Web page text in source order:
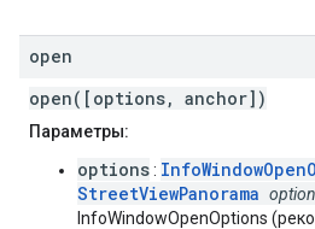
open
open([options, anchor])
Параметры:
options:
StreetViewPanorama
InfoWindowOpenOptions